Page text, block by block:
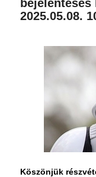
2025.05.08.
Köszönjük